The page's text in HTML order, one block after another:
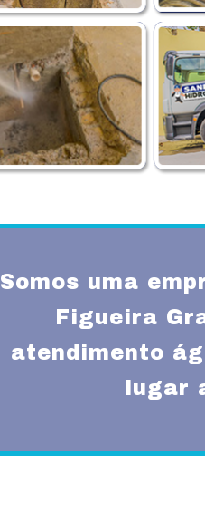
Somos uma
Figueira
atendimento
lugar